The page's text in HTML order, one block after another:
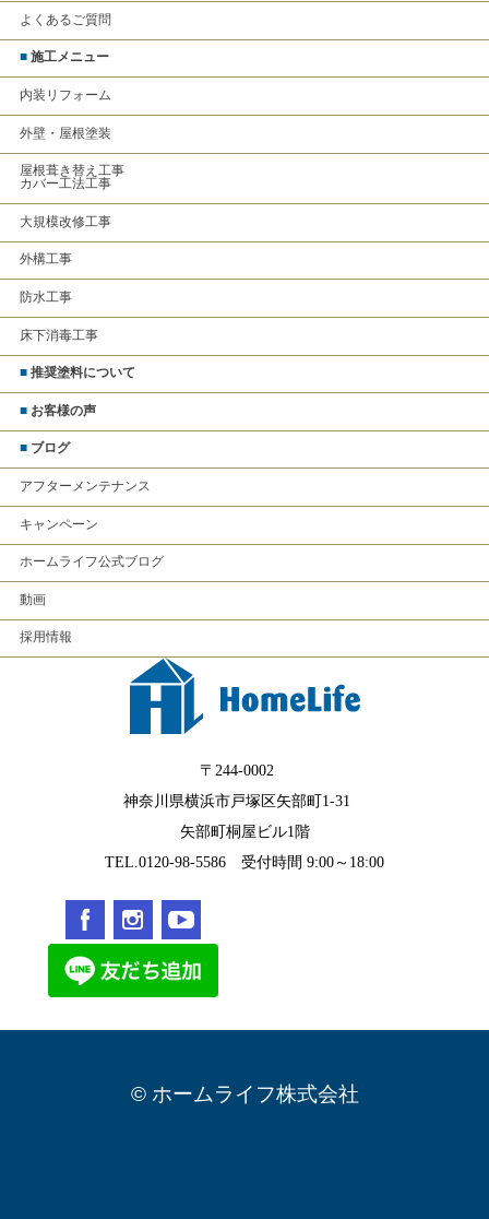
よくあるご質問
■ 施工メニュー
内装リフォーム
外壁・屋根塗装
屋根葺き替え工事
カバー工法工事
大規模改修工事
外構工事
防水工事
床下消毒工事
■ 推奨塗料について
■ お客様の声
■ ブログ
アフターメンテナンス
キャンペーン
ホームライフ公式ブログ
動画
採用情報
〒244-0002
神奈川県横浜市戸塚区矢部町1-31
矢部町桐屋ビル1階
TEL.0120-98-5586 受付時間 9:00～18:00
© ホームライフ株式会社